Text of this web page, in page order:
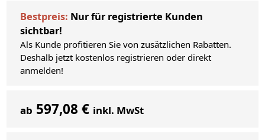
Bestpreis: Nur für registrierte Kunden
sichtbar!
Als Kunde profitieren Sie von zusätzlichen Rabatten.
Deshalb jetzt kostenlos registrieren oder direkt
anmelden!
ab 597,08 € inkl. MwSt